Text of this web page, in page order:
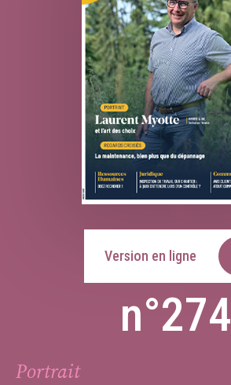
Version en ligne
n°274
Portrait